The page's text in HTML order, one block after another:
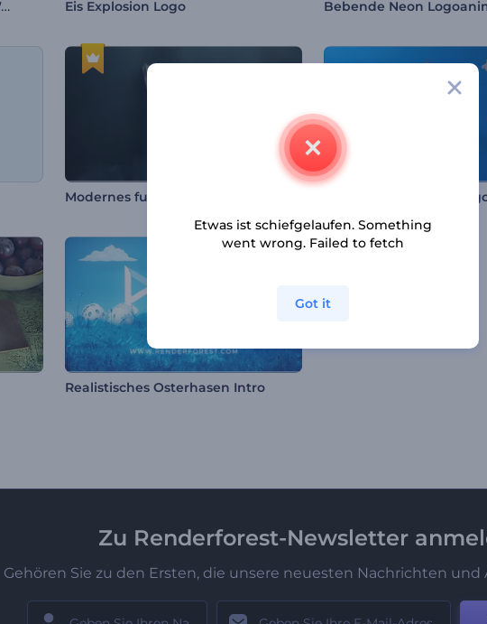
Online Marketing und SEO Werbung Eis Explosion Logo Bebende Neon
Modernes futuristisches Intro Geometrisches Fun-
Realistisches Osterhasen Intro
Zu Renderforest-Newsletter
Gehören Sie zu den Ersten, die unsere neuesten Nachrichten
Etwas ist schiefgelaufen. Something
went wrong. Failed to fetch
Got it